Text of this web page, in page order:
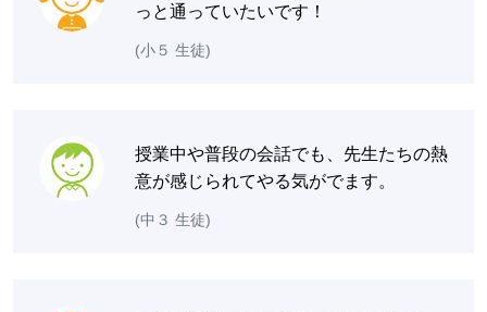
っと通っていたいです！
(小５ 生徒)
授業中や普段の会話でも、先生たちの熱
意が感じられてやる気がでます。
(中３ 生徒)